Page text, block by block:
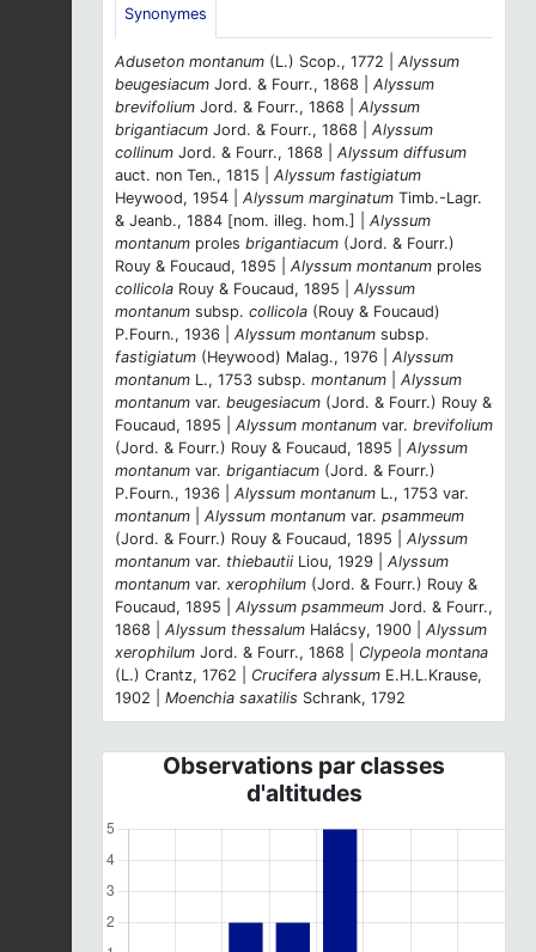
Synonymes
Aduseton montanum (L.) Scop., 1772 | Alyssum
beugesiacum Jord. & Fourr., 1868 | Alyssum
brevifolium Jord. & Fourr., 1868 | Alyssum
brigantiacum Jord. & Fourr., 1868 | Alyssum
collinum Jord. & Fourr., 1868 | Alyssum diffusum
auct. non Ten., 1815 | Alyssum fastigiatum
Heywood, 1954 | Alyssum marginatum Timb.-Lagr.
& Jeanb., 1884 [nom. illeg. hom.] | Alyssum
montanum proles brigantiacum (Jord. & Fourr.)
Rouy & Foucaud, 1895 | Alyssum montanum proles
collicola Rouy & Foucaud, 1895 | Alyssum
montanum subsp. collicola (Rouy & Foucaud)
P.Fourn., 1936 | Alyssum montanum subsp.
fastigiatum (Heywood) Malag., 1976 | Alyssum
montanum L., 1753 subsp. montanum
Alyssum
montanum var. beugesiacum (Jord. & Fourr.) Rouy &
Foucaud, 1895 | Alyssum montanum var. brevifolium
(Jord. & Fourr.) Rouy & Foucaud, 1895 | Alyssum
montanum var. brigantiacum (Jord. & Fourr.)
P.Fourn., 1936 | Alyssum montanum L., 1753 var.
montanum
Alyssum montanum var. psammeum
(Jord. & Fourr.) Rouy & Foucaud, 1895 | Alyssum
montanum var. thiebautii Liou, 1929 | Alyssum
montanum var. xerophilum (Jord. & Fourr.) Rouy &
Foucaud, 1895 | Alyssum psammeum Jord. & Fourr.,
1868 | Alyssum thessalum Halácsy, 1900 | Alyssum
xerophilum Jord. & Fourr., 1868 | Clypeola montana
(L.) Crantz, 1762 | Crucifera alyssum E.H.L.Krause,
1902 | Moenchia saxatilis Schrank, 1792
Observations par classes
d'altitudes